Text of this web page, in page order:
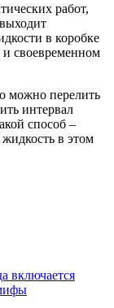
работ,
в коробке
своевременном
можно перелить
интервал
способ –
в этом
включается